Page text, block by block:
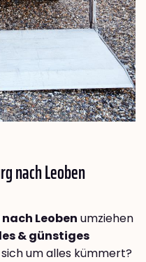
nachLeoben
Leoben umziehen
& günstiges
sich um alles kümmert?